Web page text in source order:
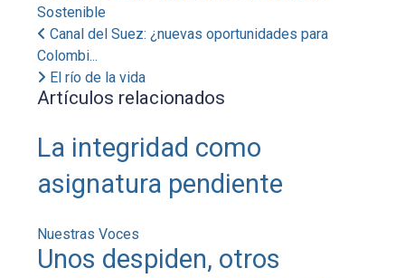
Sostenible
Canal del Suez: ¿nuevas oportunidades para
Colombi...
El río de la vida
Artículos relacionados
La integridad como
asignatura pendiente
Nuestras Voces
Unos despiden, otros